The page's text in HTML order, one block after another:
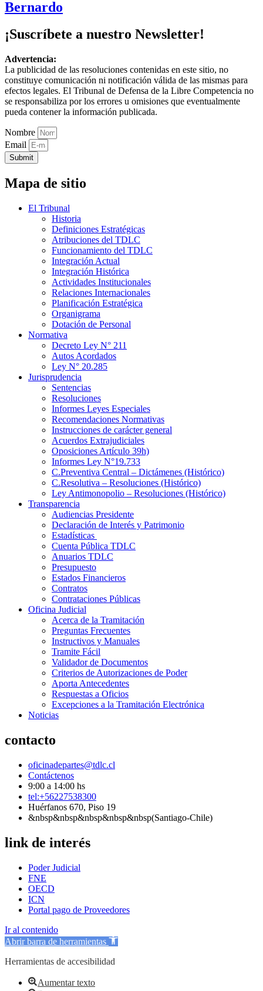
Bernardo
¡Suscríbete a nuestro Newsletter!
Advertencia:
La publicidad de las resoluciones contenidas en este sitio, no
constituye comunicación ni notificación válida de las mismas para
efectos legales. El Tribunal de Defensa de la Libre Competencia no
se responsabiliza por los errores u omisiones que eventualmente
pueda contener la información publicada.
Nombre
Email
Submit
Mapa de sitio
El Tribunal
Historia
Definiciones Estratégicas
Atribuciones del TDLC
Funcionamiento del TDLC
Integración Actual
Integración Histórica
Actividades Institucionales
Relaciones Internacionales
Planificación Estratégica
Organigrama
Dotación de Personal
Normativa
Decreto Ley N° 211
Autos Acordados
Ley N° 20.285
Jurisprudencia
Sentencias
Resoluciones
Informes Leyes Especiales
Recomendaciones Normativas
Instrucciones de carácter general
Acuerdos Extrajudiciales
Oposiciones Artículo 39h)
Informes Ley N°19.733
C.Preventiva Central – Dictámenes (Histórico)
C.Resolutiva – Resoluciones (Histórico)
Ley Antimonopolio – Resoluciones (Histórico)
Transparencia
Audiencias Presidente
Declaración de Interés y Patrimonio
Estadísticas
Cuenta Pública TDLC
Anuarios TDLC
Presupuesto
Estados Financieros
Contratos
Contrataciones Públicas
Oficina Judicial
Acerca de la Tramitación
Preguntas Frecuentes
Instructivos y Manuales
Tramite Fácil
Validador de Documentos
Criterios de Autorizaciones de Poder
Aporta Antecedentes
Respuestas a Oficios
Excepciones a la Tramitación Electrónica
Noticias
contacto
oficinadepartes@tdlc.cl
Contáctenos
9:00 a 14:00 hs
tel:+56227538300
Huérfanos 670, Piso 19
&nbsp&nbsp&nbsp&nbsp&nbsp(Santiago-Chile)
link de interés
Poder Judicial
FNE
OECD
ICN
Portal pago de Proveedores
Ir al contenido
Abrir barra de herramientas
Herramientas de accesibilidad
Aumentar texto